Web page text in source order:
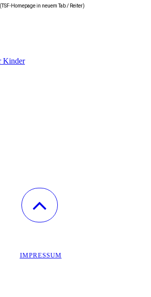
(TSF-Homepage in neuem Tab / Reiter)
Kinder
IMPRESSUM